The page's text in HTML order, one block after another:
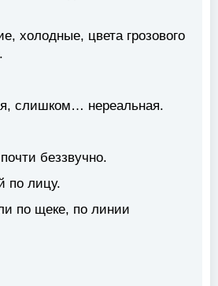
холодные, цвета грозового
слишком… нереальная.
беззвучно.
по лицу.
по щеке, по линии